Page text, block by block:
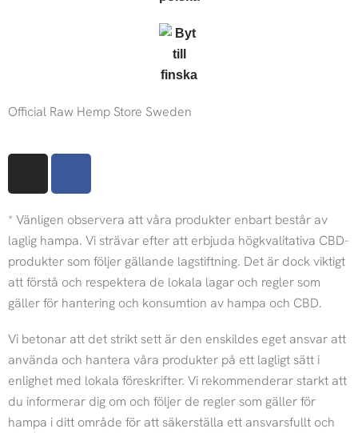
Official Raw Hemp Store Sweden
t
a
g
r
a
e
b
o
o
k
* Vänligen observera att våra produkter enbart består av
laglig hampa. Vi strävar efter att erbjuda högkvalitativa CBD-
produkter som följer gällande lagstiftning. Det är dock viktigt
att förstå och respektera de lokala lagar och regler som
gäller för hantering och konsumtion av hampa och CBD.
Vi betonar att det strikt sett är den enskildes eget ansvar att
använda och hantera våra produkter på ett lagligt sätt i
enlighet med lokala föreskrifter. Vi rekommenderar starkt att
du informerar dig om och följer de regler som gäller för
hampa i ditt område för att säkerställa ett ansvarsfullt och